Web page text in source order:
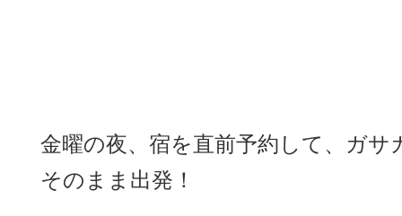
金曜の夜、宿を直前予約して、ガサ
そのまま出発！